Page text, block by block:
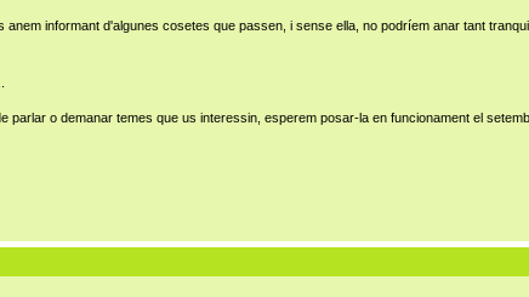
informant d'algunes cosetes que passen, i sense ella, no podríem anar tant
o demanar temes que us interessin, esperem posar-la en funcionament el